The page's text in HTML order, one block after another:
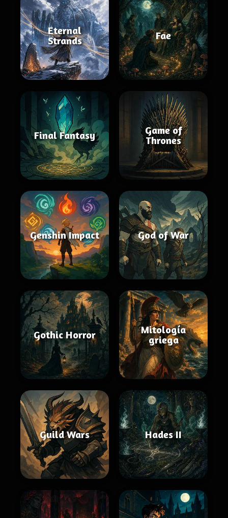
Eternal
Strands
Fae
Final Fantasy
Game of
Thrones
Genshin Impact God of War
Gothic Horror
Mitología
griega
Guild Wars Hades II